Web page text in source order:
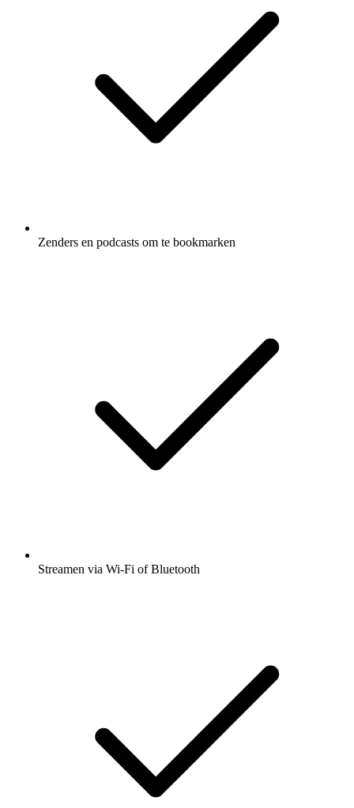
Zenders en podcasts om te bookmarken
Streamen via Wi-Fi of Bluetooth